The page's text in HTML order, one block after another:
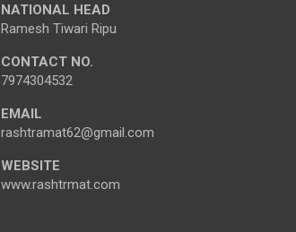
NATIONAL HEAD
Ramesh Tiwari Ripu
CONTACT NO.
7974304532
EMAIL
rashtramat62@gmail.com
WEBSITE
www.rashtrmat.com